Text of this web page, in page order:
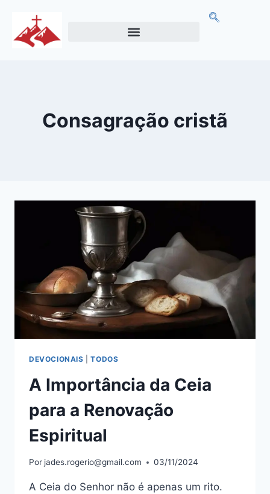
Consagração cristã
DEVOCIONAIS |TODOS
A Importância da Ceia
para a Renovação
Espiritual
Por jades.rogerio@gmail.com 03/11/2024
A Ceia do Senhor não é apenas um rito.